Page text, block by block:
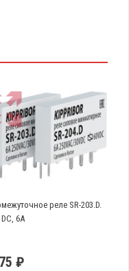
реле SR-203.D.
6A
₽